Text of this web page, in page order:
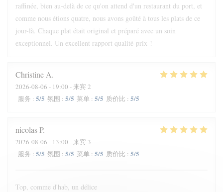
raffinée, bien au-delà de ce qu'on attend d'un restaurant du port, et
comme nous étions quatre, nous avons goûté à tous les plats de ce
jour-là. Chaque plat était original et préparé avec un soin
exceptionnel. Un excellent rapport qualité-prix !
Christine A
2026-08-06 - 19:00 - 来宾 2
服务 : 5/5 氛围 : 5/5 菜单 : 5/5 质价比 : 5/5
nicolasP
2026-08-06 - 13:00 - 来宾 3
服务 : 5/5 氛围 : 5/5 菜单 : 5/5 质价比 : 5/5
Top, comme d'hab, un délice